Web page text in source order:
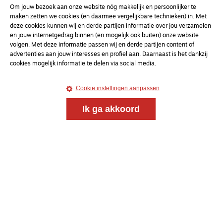
uw e-mailadres
Om jouw bezoek aan onze website nóg makkelijk en persoonlijker te
maken zetten we cookies (en daarmee vergelijkbare technieken) in. Met
deze cookies kunnen wij en derde partijen informatie over jou verzamelen
en jouw internetgedrag binnen (en mogelijk ook buiten) onze website
volgen. Met deze informatie passen wij en derde partijen content of
advertenties aan jouw interesses en profiel aan. Daarnaast is het dankzij
cookies mogelijk informatie te delen via social media.
Cookie instellingen aanpassen
Ik ga akkoord